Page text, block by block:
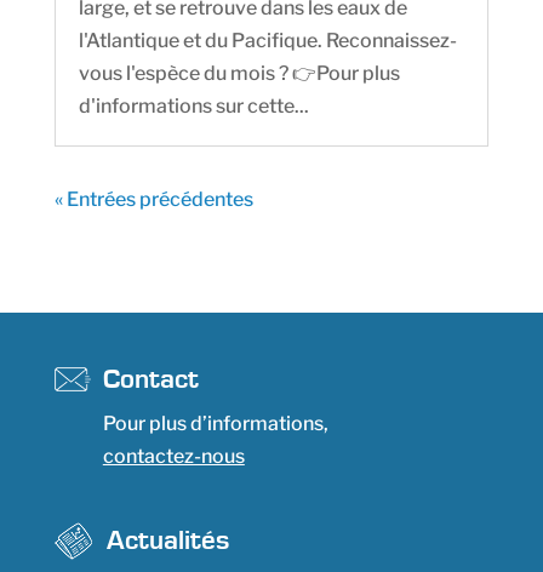
large, et se retrouve dans les eaux de
l'Atlantique et du Pacifique. Reconnaissez-
vous l'espèce du mois ? 👉Pour plus
d'informations sur cette...
« Entrées précédentes
Contact
Pour plus d’informations,
contactez-nous
Actualités